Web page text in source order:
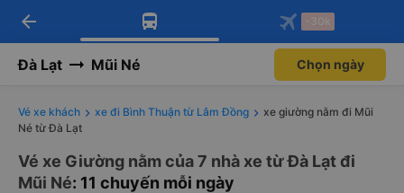
Tải app Vexere ngay!
Nhận ưu đãi thành viên độc
Mở app
Tải app Vexere
-30k/ghế khi đặt vé máy bay qua
Mở app
arrow_back -30k
Đà Lạt Mũi Né Chọn ngày
Vé xe khách xe đi Bình Thuận từ Lâm Đồng
xe giường nằm đi Mũi
Né từ Đà Lạt
Vé xe Giường nằm của 7 nhà xe từ Đà Lạt đi
Mũi Né: 11 chuyến mỗi ngày